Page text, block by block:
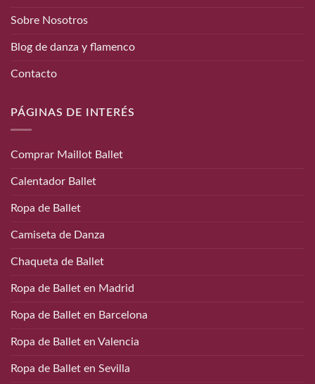
Sobre Nosotros
Blog de danza y flamenco
Contacto
PÁGINAS DE INTERÉS
Comprar Maillot Ballet
Calentador Ballet
Ropa de Ballet
Camiseta de Danza
Chaqueta de Ballet
Ropa de Ballet en Madrid
Ropa de Ballet en Barcelona
Ropa de Ballet en Valencia
Ropa de Ballet en Sevilla